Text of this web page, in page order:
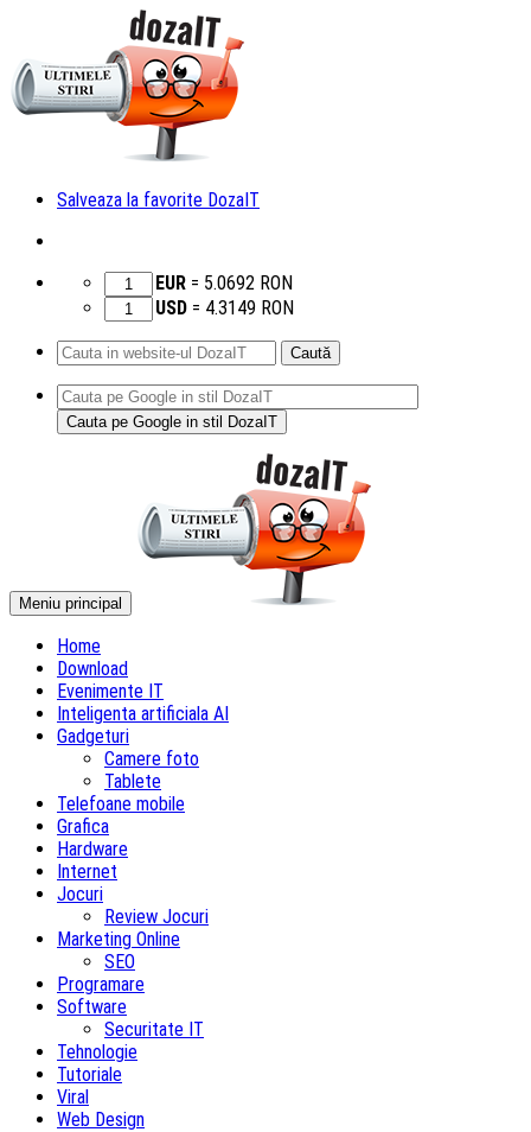
Salveaza la favorite DozaIT
EUR = 5.0692 RON
USD = 4.3149 RON
Caută
după:
Meniu principal
Home
Download
Evenimente IT
Inteligenta artificiala AI
Gadgeturi
Camere foto
Tablete
Telefoane mobile
Grafica
Hardware
Internet
Jocuri
Review Jocuri
Marketing Online
SEO
Programare
Software
Securitate IT
Tehnologie
Tutoriale
Viral
Web Design